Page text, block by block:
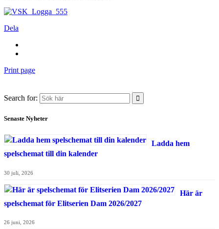
Dela
Print page
Search for:
Senaste Nyheter
Ladda hem
spelschemat till din kalender
30 juli, 2026
Här är
spelschemat för Elitserien Dam 2026/2027
26 juni, 2026